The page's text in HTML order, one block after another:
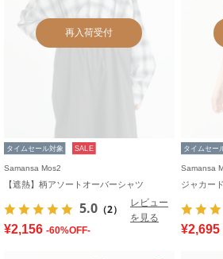
再入荷受付
タイムセール対象 SALE
Samansa Mos2
【遮熱】柄アソートオーバーシャツ
5.0 （2）
レビュー
を見る
¥2,156 -60%OFF-
タイムセー
Samansa
ジャカー
¥2,695